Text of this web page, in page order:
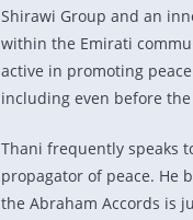
Shirawi Group and an
within the Emirati
active in promoting
including even before
Thani frequently speaks
propagator of peace. He
the Abraham Accords is